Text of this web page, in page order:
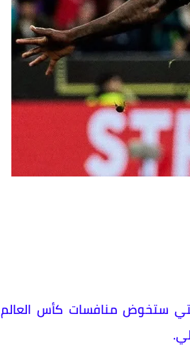
التي ستخوض منافسات كأس العالم